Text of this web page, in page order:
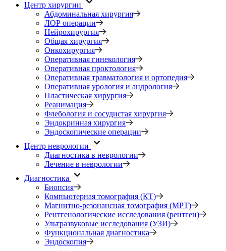
Центр хирургии
Абдоминальная хирургия
ЛОР операции
Нейрохирургия
Общая хирургия
Онкохирургия
Оперативная гинекология
Оперативная проктология
Оперативная травматология и ортопедия
Оперативная урология и андрология
Пластическая хирургия
Реанимация
Флебология и сосудистая хирургия
Эндокринная хирургия
Эндоскопические операции
Центр неврологии
Диагностика в неврологии
Лечение в неврологии
Диагностика
Биопсия
Компьютерная томография (КТ)
Магнитно-резонансная томография (МРТ)
Рентгенологические исследования (рентген)
Ультразвуковые исследования (УЗИ)
Функциональная диагностика
Эндоскопия